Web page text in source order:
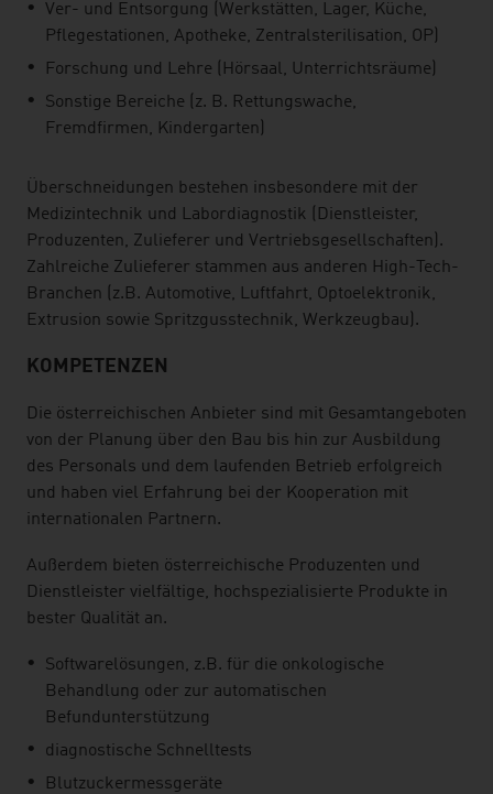
Ver- und Entsorgung (Werkstätten, Lager, Küche,
Pflegestationen, Apotheke, Zentralsterilisation, OP)
Forschung und Lehre (Hörsaal, Unterrichtsräume)
Sonstige Bereiche (z. B. Rettungswache,
Fremdfirmen, Kindergarten)
Überschneidungen bestehen insbesondere mit der
Medizintechnik und Labordiagnostik (Dienstleister,
Produzenten, Zulieferer und Vertriebsgesellschaften).
Zahlreiche Zulieferer stammen aus anderen High-Tech-
Branchen (z.B. Automotive, Luftfahrt, Optoelektronik,
Extrusion sowie Spritzgusstechnik, Werkzeugbau).
KOMPETENZEN
Die österreichischen Anbieter sind mit Gesamtangeboten
von der Planung über den Bau bis hin zur Ausbildung
des Personals und dem laufenden Betrieb erfolgreich
und haben viel Erfahrung bei der Kooperation mit
internationalen Partnern.
Außerdem bieten österreichische Produzenten und
Dienstleister vielfältige, hochspezialisierte Produkte in
bester Qualität an.
Softwarelösungen, z.B. für die onkologische
Behandlung oder zur automatischen
Befundunterstützung
diagnostische Schnelltests
Blutzuckermessgeräte